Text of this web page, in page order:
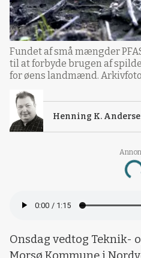
Fundet af små mængder
til at forbyde brugen af
for øens landmænd. Arkivfoto
Henning K.
Onsdag vedtog Teknik-